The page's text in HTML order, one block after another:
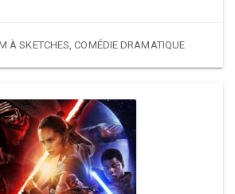
À SKETCHES,COMÉDIE DRAMATIQUE